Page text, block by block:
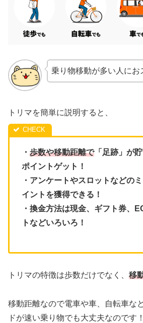
乗り物移動が多い人にお
トリマを簡単に説明すると、
・ 歩数や移動距離で「足跡」が
ポイントゲット！
・アンケートやスロットなどの
イントを獲得できる！
・換金方法は現金、ギフト券、
トなどいろいろ！
トリマの特徴は歩数だけでなく、 移
移動距離なので電車や車、自転車な
ドが速い乗り物でも大丈夫なのです！